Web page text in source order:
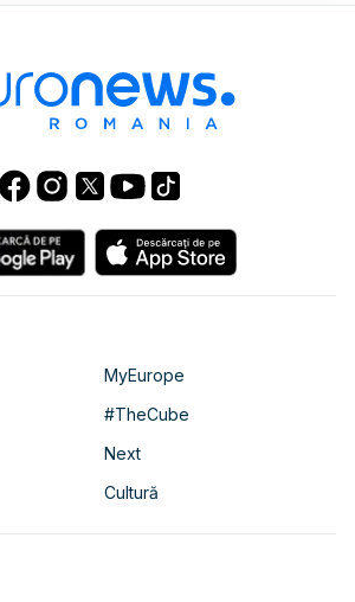
MyEurope
#TheCube
Next
Cultură